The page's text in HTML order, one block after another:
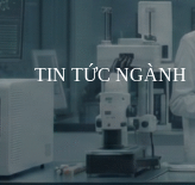
TIN TỨC NGÀNH